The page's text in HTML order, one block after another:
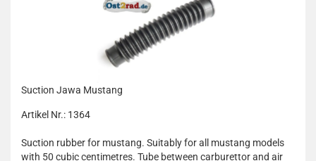
Suction Jawa Mustang
Artikel Nr.: 1364
Suction rubber for mustang. Suitably for all mustang models
with 50 cubic centimetres. Tube between carburettor and air